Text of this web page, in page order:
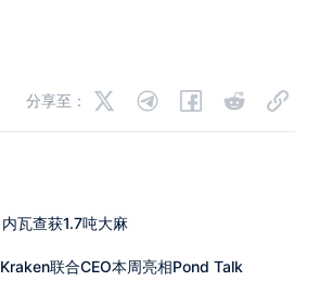
分享至：
内瓦查获1.7吨大麻
Kraken联合CEO本周亮相Pond Talk